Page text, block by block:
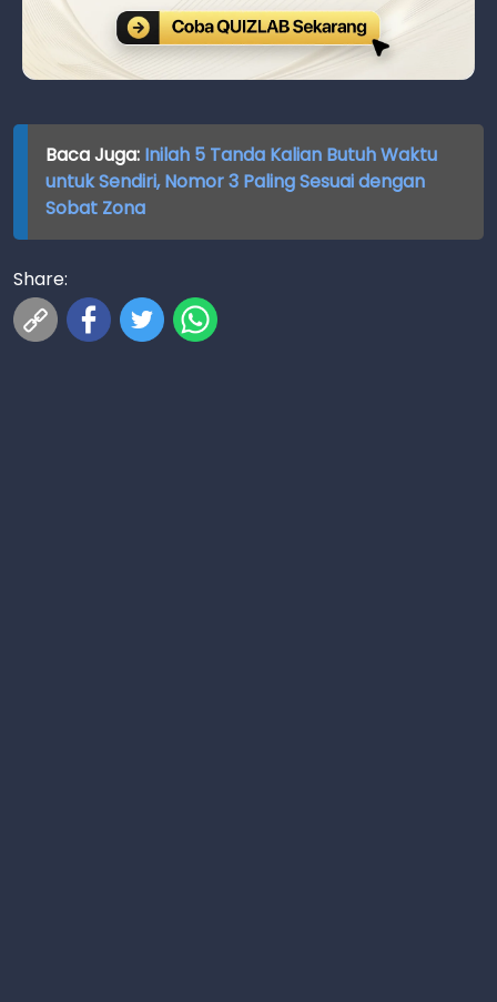
Baca Juga: Inilah 5 Tanda Kalian Butuh Waktu
untuk Sendiri, Nomor 3 Paling Sesuai dengan
Sobat Zona
Share: